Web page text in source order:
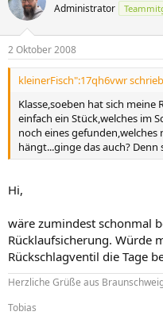
Administrator
2 Oktober 2008
kleinerFisch":17qh6vwr
Klasse,soeben hat sich
einfach ein Stück,welches im
noch eines
hängt...ginge das auch?
Hi,
wäre zumindest schonmal
Rücklaufsicherung. Würde
Rückschlagventil die Tage
Herzliche Grüße aus
Tobias